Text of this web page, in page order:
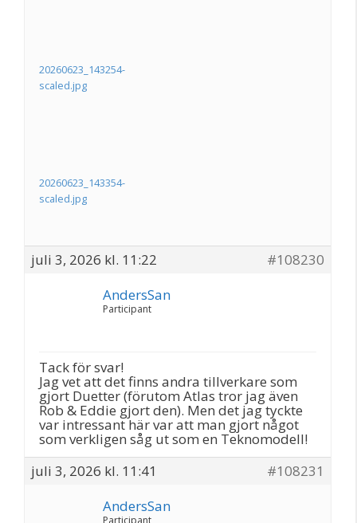
20260623_143254-
scaled.jpg
20260623_143354-
scaled.jpg
juli 3, 2026 kl. 11:22
#108230
AndersSan
Participant
Tack för svar!
Jag vet att det finns andra tillverkare som
gjort Duetter (förutom Atlas tror jag även
Rob & Eddie gjort den). Men det jag tyckte
var intressant här var att man gjort något
som verkligen såg ut som en Teknomodell!
juli 3, 2026 kl. 11:41
#108231
AndersSan
Participant